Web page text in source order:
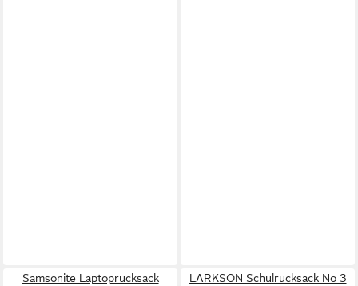
Samsonite Laptoprucksack
LARKSON Schulrucksack No 3